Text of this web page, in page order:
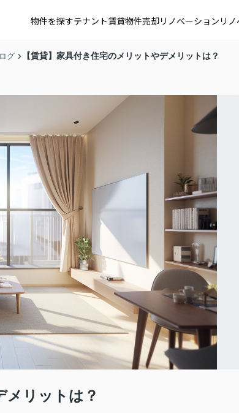
物件を探すテナント賃貸物件売却リノベーション リ
グ 【賃貸】家具付き住宅のメリットやデメリットは？
メリットは？